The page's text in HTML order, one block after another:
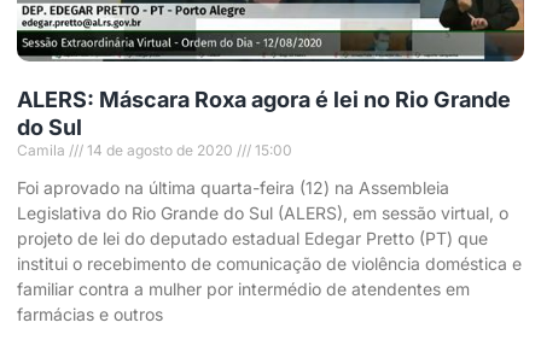
ALERS: Máscara Roxa agora é lei no Rio Grande
do Sul
Camila 14 de agosto de 2020 15:00
Foi aprovado na última quarta-feira (12) na Assembleia
Legislativa do Rio Grande do Sul (ALERS), em sessão virtual, o
projeto de lei do deputado estadual Edegar Pretto (PT) que
institui o recebimento de comunicação de violência doméstica e
familiar contra a mulher por intermédio de atendentes em
farmácias e outros